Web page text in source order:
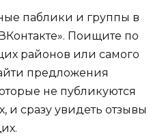
паблики и группы в
Поищите по
районов или самого
предложения
не публикуются
и сразу увидеть отзывы